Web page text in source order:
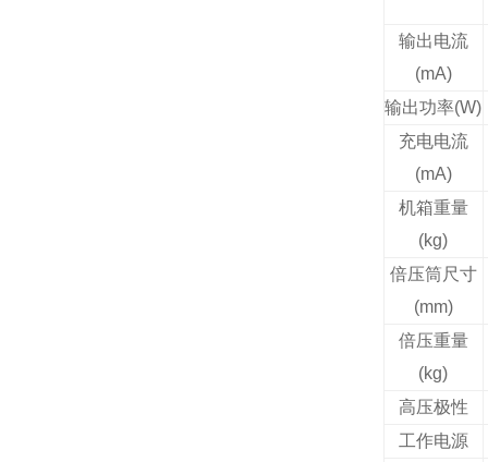
输出电流
(mA)
输出功率(W)
充电电流
(mA)
机箱重量
(kg)
倍压筒尺寸
(mm)
倍压重量
(kg)
高压极性
工作电源